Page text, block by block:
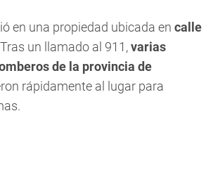
en una propiedad ubicada en calle
un llamado al 911,varias
de la provincia de
rápidamente al lugar para